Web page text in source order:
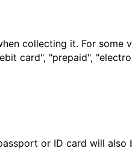
collecting it. For some
card", "prepaid",
or ID card will also